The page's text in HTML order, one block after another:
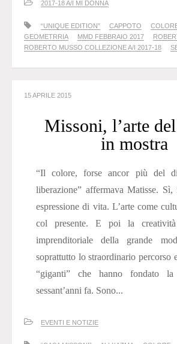
2017-18 A/I MI DONNA
“UNIQUE EDITION” CAPPOTO
GEOMETRRIA
MMD FEBBRAIO 2017
ROBERTO MUSSO COLLEZIONE A/I 2017-18
15 APRILE 2015
Missoni, l’arte
in mostra
“Il colore, forse ancor più del
liberazione” affermava Matisse.
espressione di vita. L’arte come
col presente. E poi la
imprenditoriale della grande
soprattutto lo straordinario percorso
“giganti” che hanno fondato la
sessant’anni fa. Sono...
EVENTI E NOTIZIE